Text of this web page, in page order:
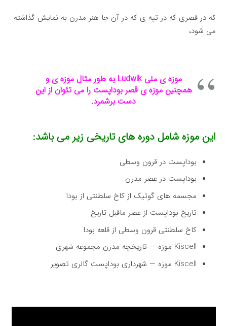
که در قصری که در تپه ی که در آن جا هنر مدرن به نمایش گذاشته
می شود،
موزه ی ملی Ludwik به طور مثال موزه ی و
همچنین موزه ی قصر بوداپست را می تئوان از این
دست برشمرد.
این موزه شامل دوره های تاریخی زیر می باشد:
بوداپست در قرون وسطی
بوداپست در عصر مدرن
مجسمه های گوتیک از کاخ سلطنتی از بودا
تاریخ بوداپست از عصر ماقبل تاریخ
کاخ سلطنتی قرون وسطی از قلعه بودا
Kiscell موزه — تاریخچه مدرن مجموعه شهری
Kiscell موزه — شهرداری بوداپست گالری تصویر